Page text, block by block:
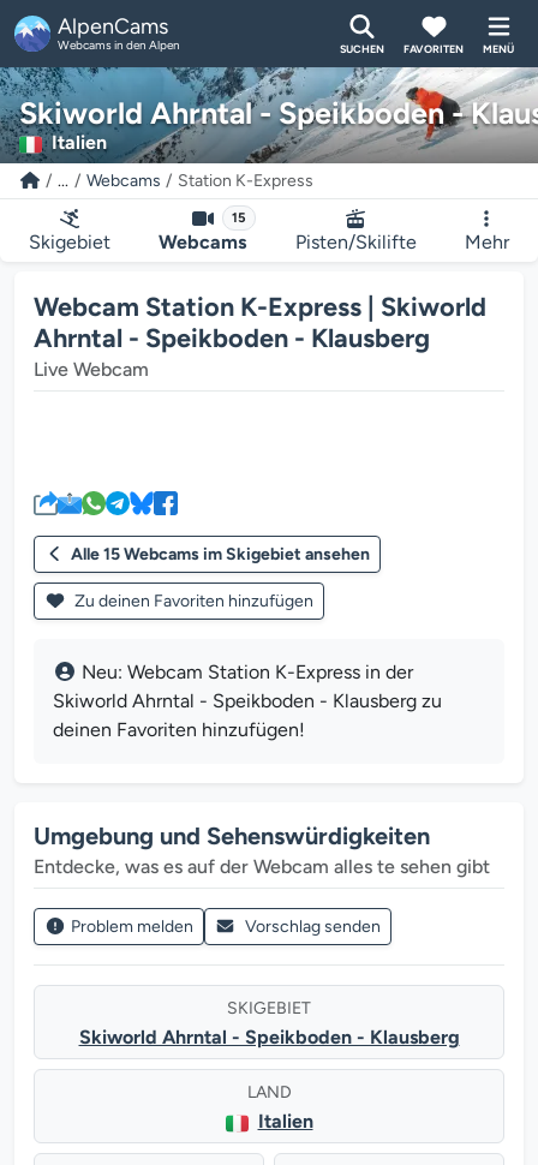
AlpenCams
Webcams in den Alpen SUCHEN FAVORITEN MENÜ
Skiworld Ahrntal - Speikboden -
Italien
... Webcams Station K-Express
Skigebiet
15
Webcams Pisten/Skilifte Mehr
Webcam Station K-Express | Skiworld
Ahrntal - Speikboden - Klausberg
Live Webcam
Alle 15 Webcams im Skigebiet ansehen
Zu deinen Favoriten hinzufügen
Neu: Webcam Station K-Express in der
Skiworld Ahrntal - Speikboden - Klausberg zu
deinen Favoriten hinzufügen!
Umgebung und Sehenswürdigkeiten
Entdecke, was es auf der Webcam alles te sehen gibt
Problem melden Vorschlag senden
SKIGEBIET
Skiworld Ahrntal - Speikboden - Klausberg
LAND
Italien